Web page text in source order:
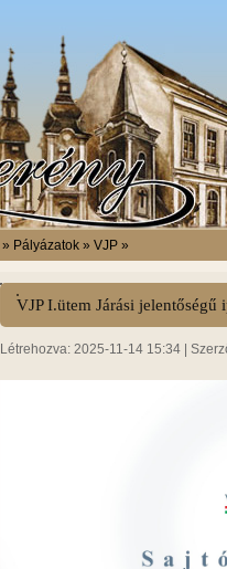
» Pályázatok » VJP »
VJP I.ütem Járási jelentőségű
Létrehozva: 2025-11-14 15:34 |